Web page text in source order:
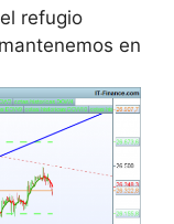
refugio
en